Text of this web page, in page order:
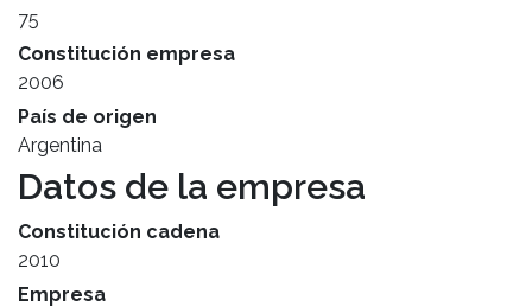
75
Constitución empresa
2006
País de origen
Argentina
Datos de la empresa
Constitución cadena
2010
Empresa